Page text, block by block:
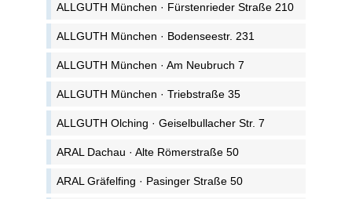
ALLGUTH München · Fürstenrieder Straße 210
ALLGUTH München · Bodenseestr. 231
ALLGUTH München · Am Neubruch 7
ALLGUTH München · Triebstraße 35
ALLGUTH Olching · Geiselbullacher Str. 7
ARAL Dachau · Alte Römerstraße 50
ARAL Gräfelfing · Pasinger Straße 50